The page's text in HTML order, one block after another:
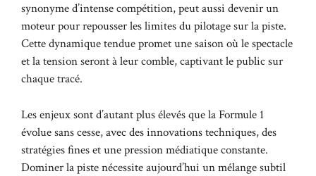
synonyme d’intense compétition, peut aussi devenir un
moteur pour repousser les limites du pilotage sur la piste.
Cette dynamique tendue promet une saison où le spectacle
et la tension seront à leur comble, captivant le public sur
chaque tracé.
Les enjeux sont d’autant plus élevés que la Formule 1
évolue sans cesse, avec des innovations techniques, des
stratégies fines et une pression médiatique constante.
Dominer la piste nécessite aujourd’hui un mélange subtil